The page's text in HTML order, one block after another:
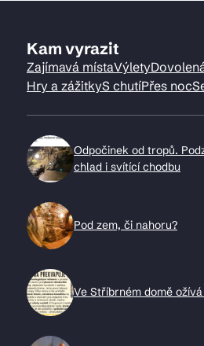
Kam vyrazit
Zajímavá místaVýlety
Hry a zážitkyS chutíPřes noc
Odpočinek od tropů.
chlad i svítící chodbu
Pod zem, či nahoru?
Ve Stříbrném domě